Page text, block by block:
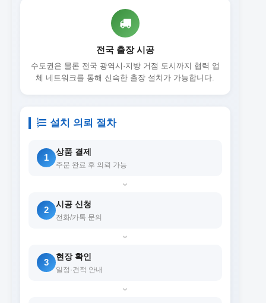
전국 출장 시공
수도권은 물론 전국 광역시·지방 거점 도시까지 협력 업
체 네트워크를 통해 신속한 출장 설치가 가능합니다.
설치 의뢰 절차
1
상품 결제
주문 완료 후 의뢰 가능
›
2
시공 신청
전화/카톡 문의
›
3
현장 확인
일정·견적 안내
›